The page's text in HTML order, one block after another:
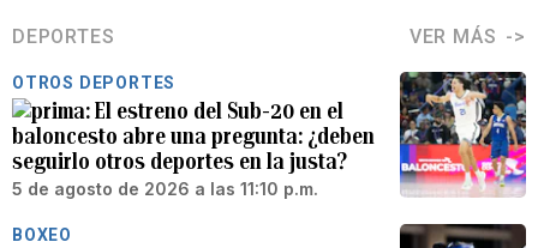
DEPORTES VER MÁS
OTROS DEPORTES
El estreno del Sub-20 en el
baloncesto abre una pregunta: ¿deben
seguirlo otros deportes en la justa?
5 de agosto de 2026 a las 11:10 p.m.
BOXEO